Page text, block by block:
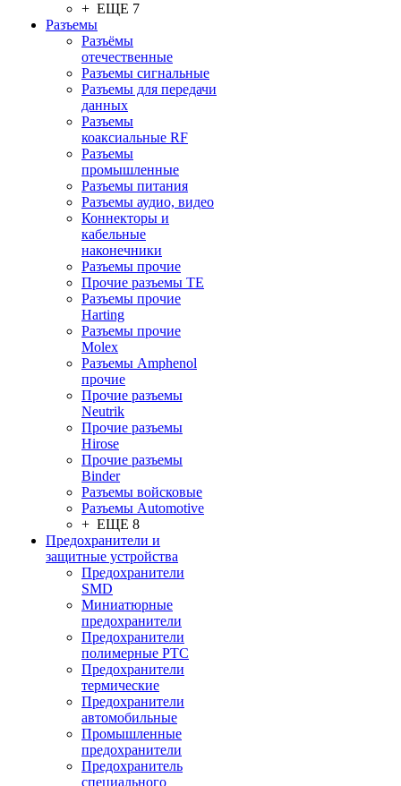
+ ЕЩЕ 7
Разъeмы
Разъёмы
отечественные
Разъeмы сигнальные
Разъeмы для передачи
данных
Разъeмы
коаксиальные RF
Разъeмы
промышленные
Разъeмы питания
Разъeмы аудио, видео
Коннекторы и
кабельные
наконечники
Разъeмы прочие
Прочие разъемы TE
Разъемы прочие
Harting
Разъемы прочие
Molex
Разъемы Amphenol
прочие
Прочие разъемы
Neutrik
Прочие разъемы
Hirose
Прочие разъемы
Binder
Разъемы войсковые
Разъeмы Automotive
+ ЕЩЕ 8
Предохранители и
защитные устройства
Предохранители
SMD
Миниатюрные
предохранители
Предохранители
полимерные PTC
Предохранители
термические
Предохранители
автомобильные
Промышленные
предохранители
Предохранитель
специального